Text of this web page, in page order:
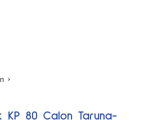
KP 80 Calon Taruna-